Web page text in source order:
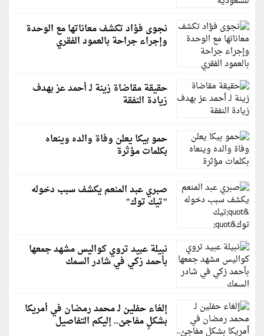
نجوى فؤاد تكشف معاناتها مع الوحدة
وإجراء جراحة بالعمود الفقري
حقيقة مقاضاة زينة لـ أحمد عز بهدف
زيادة النفقة
حمو بيكا يعلن وفاة والده وينعاه
بكلمات مؤثرة
صبري عبد المنعم يكشف سبب دخوله
"تيك توك"
نبيلة عبيد تروي كواليس مشهد جمعها
بأحمد زكي في شادر السمك
إلغاء حفلين لـ محمد رمضان في أمريكا
بشكلٍ مفاجئ.. إليكم التفاصيل